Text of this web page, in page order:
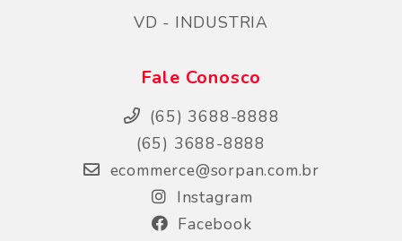
VD - INDUSTRIA
Fale Conosco
(65) 3688-8888
(65) 3688-8888
ecommerce@sorpan.com.br
Instagram
Facebook